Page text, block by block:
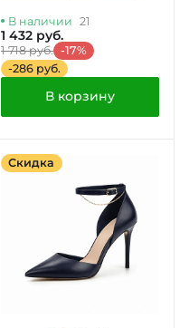
В наличии 21
1 432 руб.
1 718 руб. -17%
-286 руб.
В корзину
Скидка